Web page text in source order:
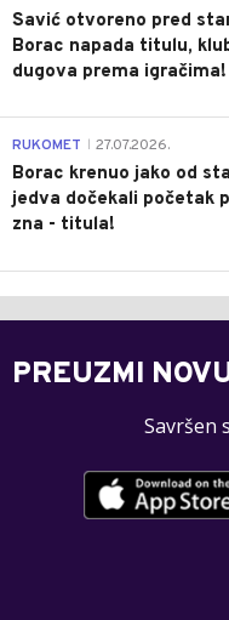
Savić otvoreno pred
Borac napada titulu,
dugova prema igračima!
RUKOMET 27.07.2026.
Borac krenuo jako od
jedva dočekali početak
zna - titula!
PREUZMI
Savršen